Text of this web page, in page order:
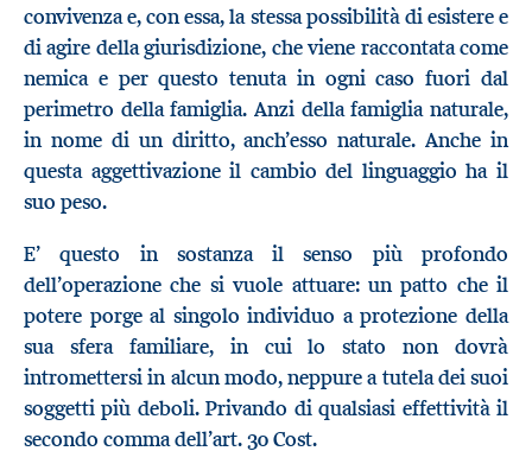
convivenza e, con essa, la stessa possibilità di esistere e
di agire della giurisdizione, che viene raccontata come
nemica e per questo tenuta in ogni caso fuori dal
perimetro della famiglia. Anzi della famiglia naturale,
in nome di un diritto, anch’esso naturale. Anche in
questa aggettivazione il cambio del linguaggio ha il
suo peso.
E’ questo in sostanza il senso più profondo
dell’operazione che si vuole attuare: un patto che il
potere porge al singolo individuo a protezione della
sua sfera familiare, in cui lo stato non dovrà
intromettersi in alcun modo, neppure a tutela dei suoi
soggetti più deboli. Privando di qualsiasi effettività il
secondo comma dell’art. 30 Cost.